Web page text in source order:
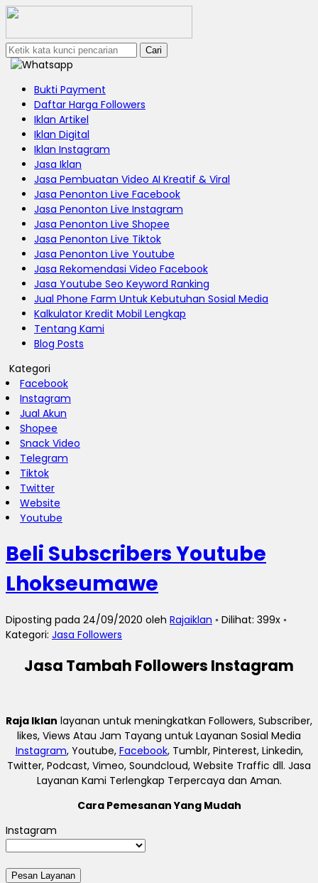
Cari
Bukti Payment
Daftar Harga Followers
Iklan Artikel
Iklan Digital
Iklan Instagram
Jasa Iklan
Jasa Pembuatan Video AI Kreatif & Viral
Jasa Penonton Live Facebook
Jasa Penonton Live Instagram
Jasa Penonton Live Shopee
Jasa Penonton Live Tiktok
Jasa Penonton Live Youtube
Jasa Rekomendasi Video Facebook
Jasa Youtube Seo Keyword Ranking
Jual Phone Farm Untuk Kebutuhan Sosial Media
Kalkulator Kredit Mobil Lengkap
Tentang Kami
Blog Posts
Kategori
Facebook
Instagram
Jual Akun
Shopee
Snack Video
Telegram
Tiktok
Twitter
Website
Youtube
Beli Subscribers Youtube
Lhokseumawe
Diposting pada 24/09/2020 oleh Rajaiklan ◦ Dilihat: 399x ◦
Kategori: Jasa Followers
Jasa Tambah Followers Instagram
Raja Iklan layanan untuk meningkatkan Followers, Subscriber,
likes, Views Atau Jam Tayang untuk Layanan Sosial Media
Instagram, Youtube, Facebook, Tumblr, Pinterest, Linkedin,
Twitter, Podcast, Vimeo, Soundcloud, Website Traffic dll. Jasa
Layanan Kami Terlengkap Terpercaya dan Aman.
Cara Pemesanan Yang Mudah
Instagram